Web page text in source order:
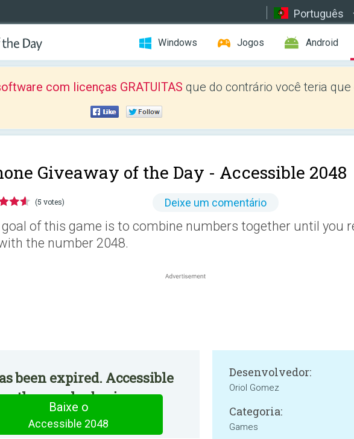
Português
Windows Jogos Android
com licenças GRATUITAS que do contrário você teria
Giveaway of the Day - Accessible 2048
(5 votes) Deixe um comentário
goal of this game is to combine numbers together until you
the number 2048.
been expired. Accessible
the regular basis.
Baixe o
Accessible 2048
Desenvolvedor:
Oriol Gomez
Categoria:
Games